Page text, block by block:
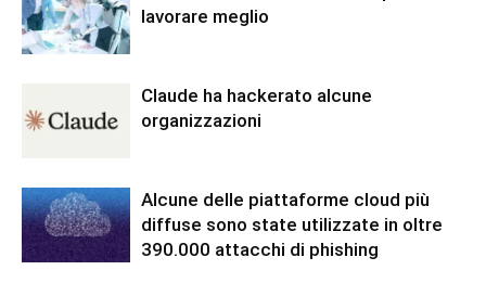
lavorare meglio
Claude ha hackerato alcune
organizzazioni
Alcune delle piattaforme cloud più
diffuse sono state utilizzate in oltre
390.000 attacchi di phishing